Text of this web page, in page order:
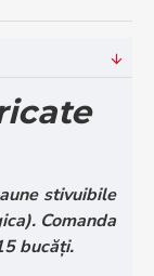
stivuibile
Comanda
bucăți.